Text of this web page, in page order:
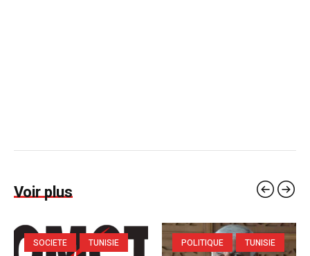
Voir plus
SOCIETE TUNISIE POLITIQUE TUNISIE